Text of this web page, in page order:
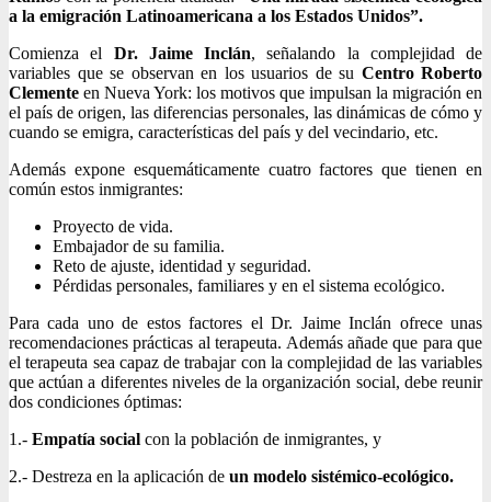
a la emigración Latinoamericana a los Estados Unidos”.
Comienza el Dr. Jaime Inclán, señalando la complejidad de
variables que se observan en los usuarios de su Centro Roberto
Clemente en Nueva York: los motivos que impulsan la migración en
el país de origen, las diferencias personales, las dinámicas de cómo y
cuando se emigra, características del país y del vecindario, etc.
Además expone esquemáticamente cuatro factores que tienen en
común estos inmigrantes:
Proyecto de vida.
Embajador de su familia.
Reto de ajuste, identidad y seguridad.
Pérdidas personales, familiares y en el sistema ecológico.
Para cada uno de estos factores el Dr. Jaime Inclán ofrece unas
recomendaciones prácticas al terapeuta. Además añade que para que
el terapeuta sea capaz de trabajar con la complejidad de las variables
que actúan a diferentes niveles de la organización social, debe reunir
dos condiciones óptimas:
1.- Empatía social con la población de inmigrantes, y
2.- Destreza en la aplicación de un modelo sistémico-ecológico.